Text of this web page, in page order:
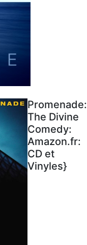
Promenade:
The Divine
Comedy:
Amazon.fr:
CD et
Vinyles}